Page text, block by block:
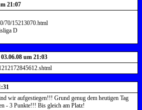
21:07
70/15213070.html
D
um 21:03
wir aufgestiegen!!! Grund genug dem heutigen Tag
- 3 Punkte!!! Bis gleich am Platz!